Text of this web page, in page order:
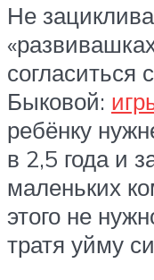
Не
согласиться
Быковой:
ребёнку
в 2,5 года и
маленьких
этого не
тратя уйму